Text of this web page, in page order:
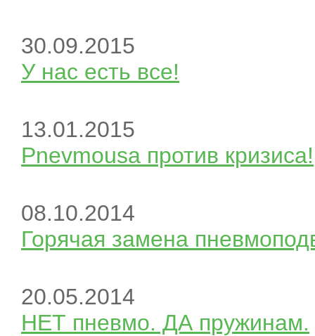
30.09.2015
У нас есть все!
13.01.2015
Pnevmousa против кризиса!
08.10.2014
Горячая замена
20.05.2014
НЕТ пневмо. ДА пружинам.